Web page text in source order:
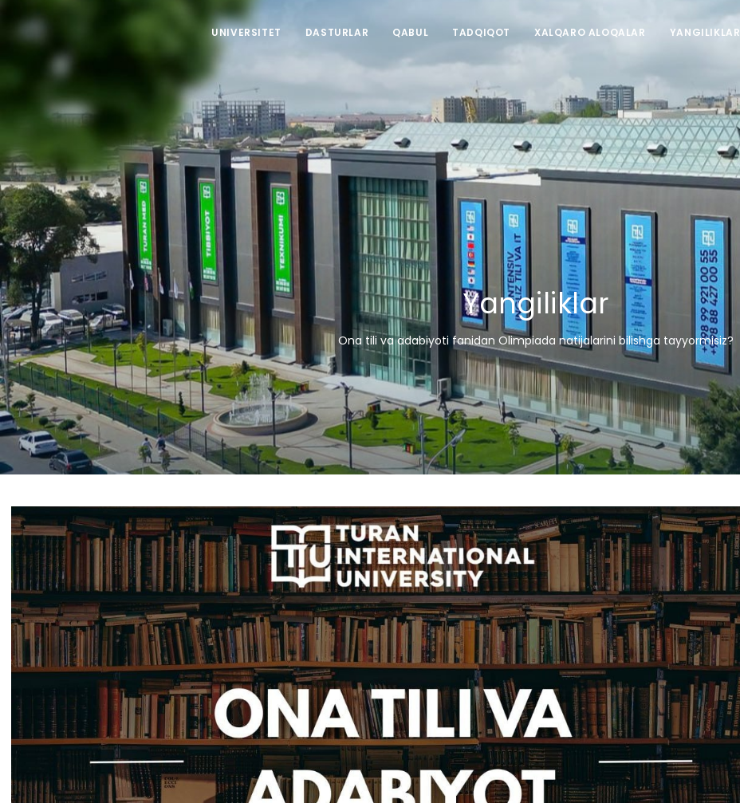
UNIVERSITET DASTURLAR QABUL TADQIQOT XALQARO ALOQALAR YANGILIKLAR
Yangiliklar
Ona tili va adabiyoti fanidan Olimpiada natijalarini bilishga tayyormisiz?